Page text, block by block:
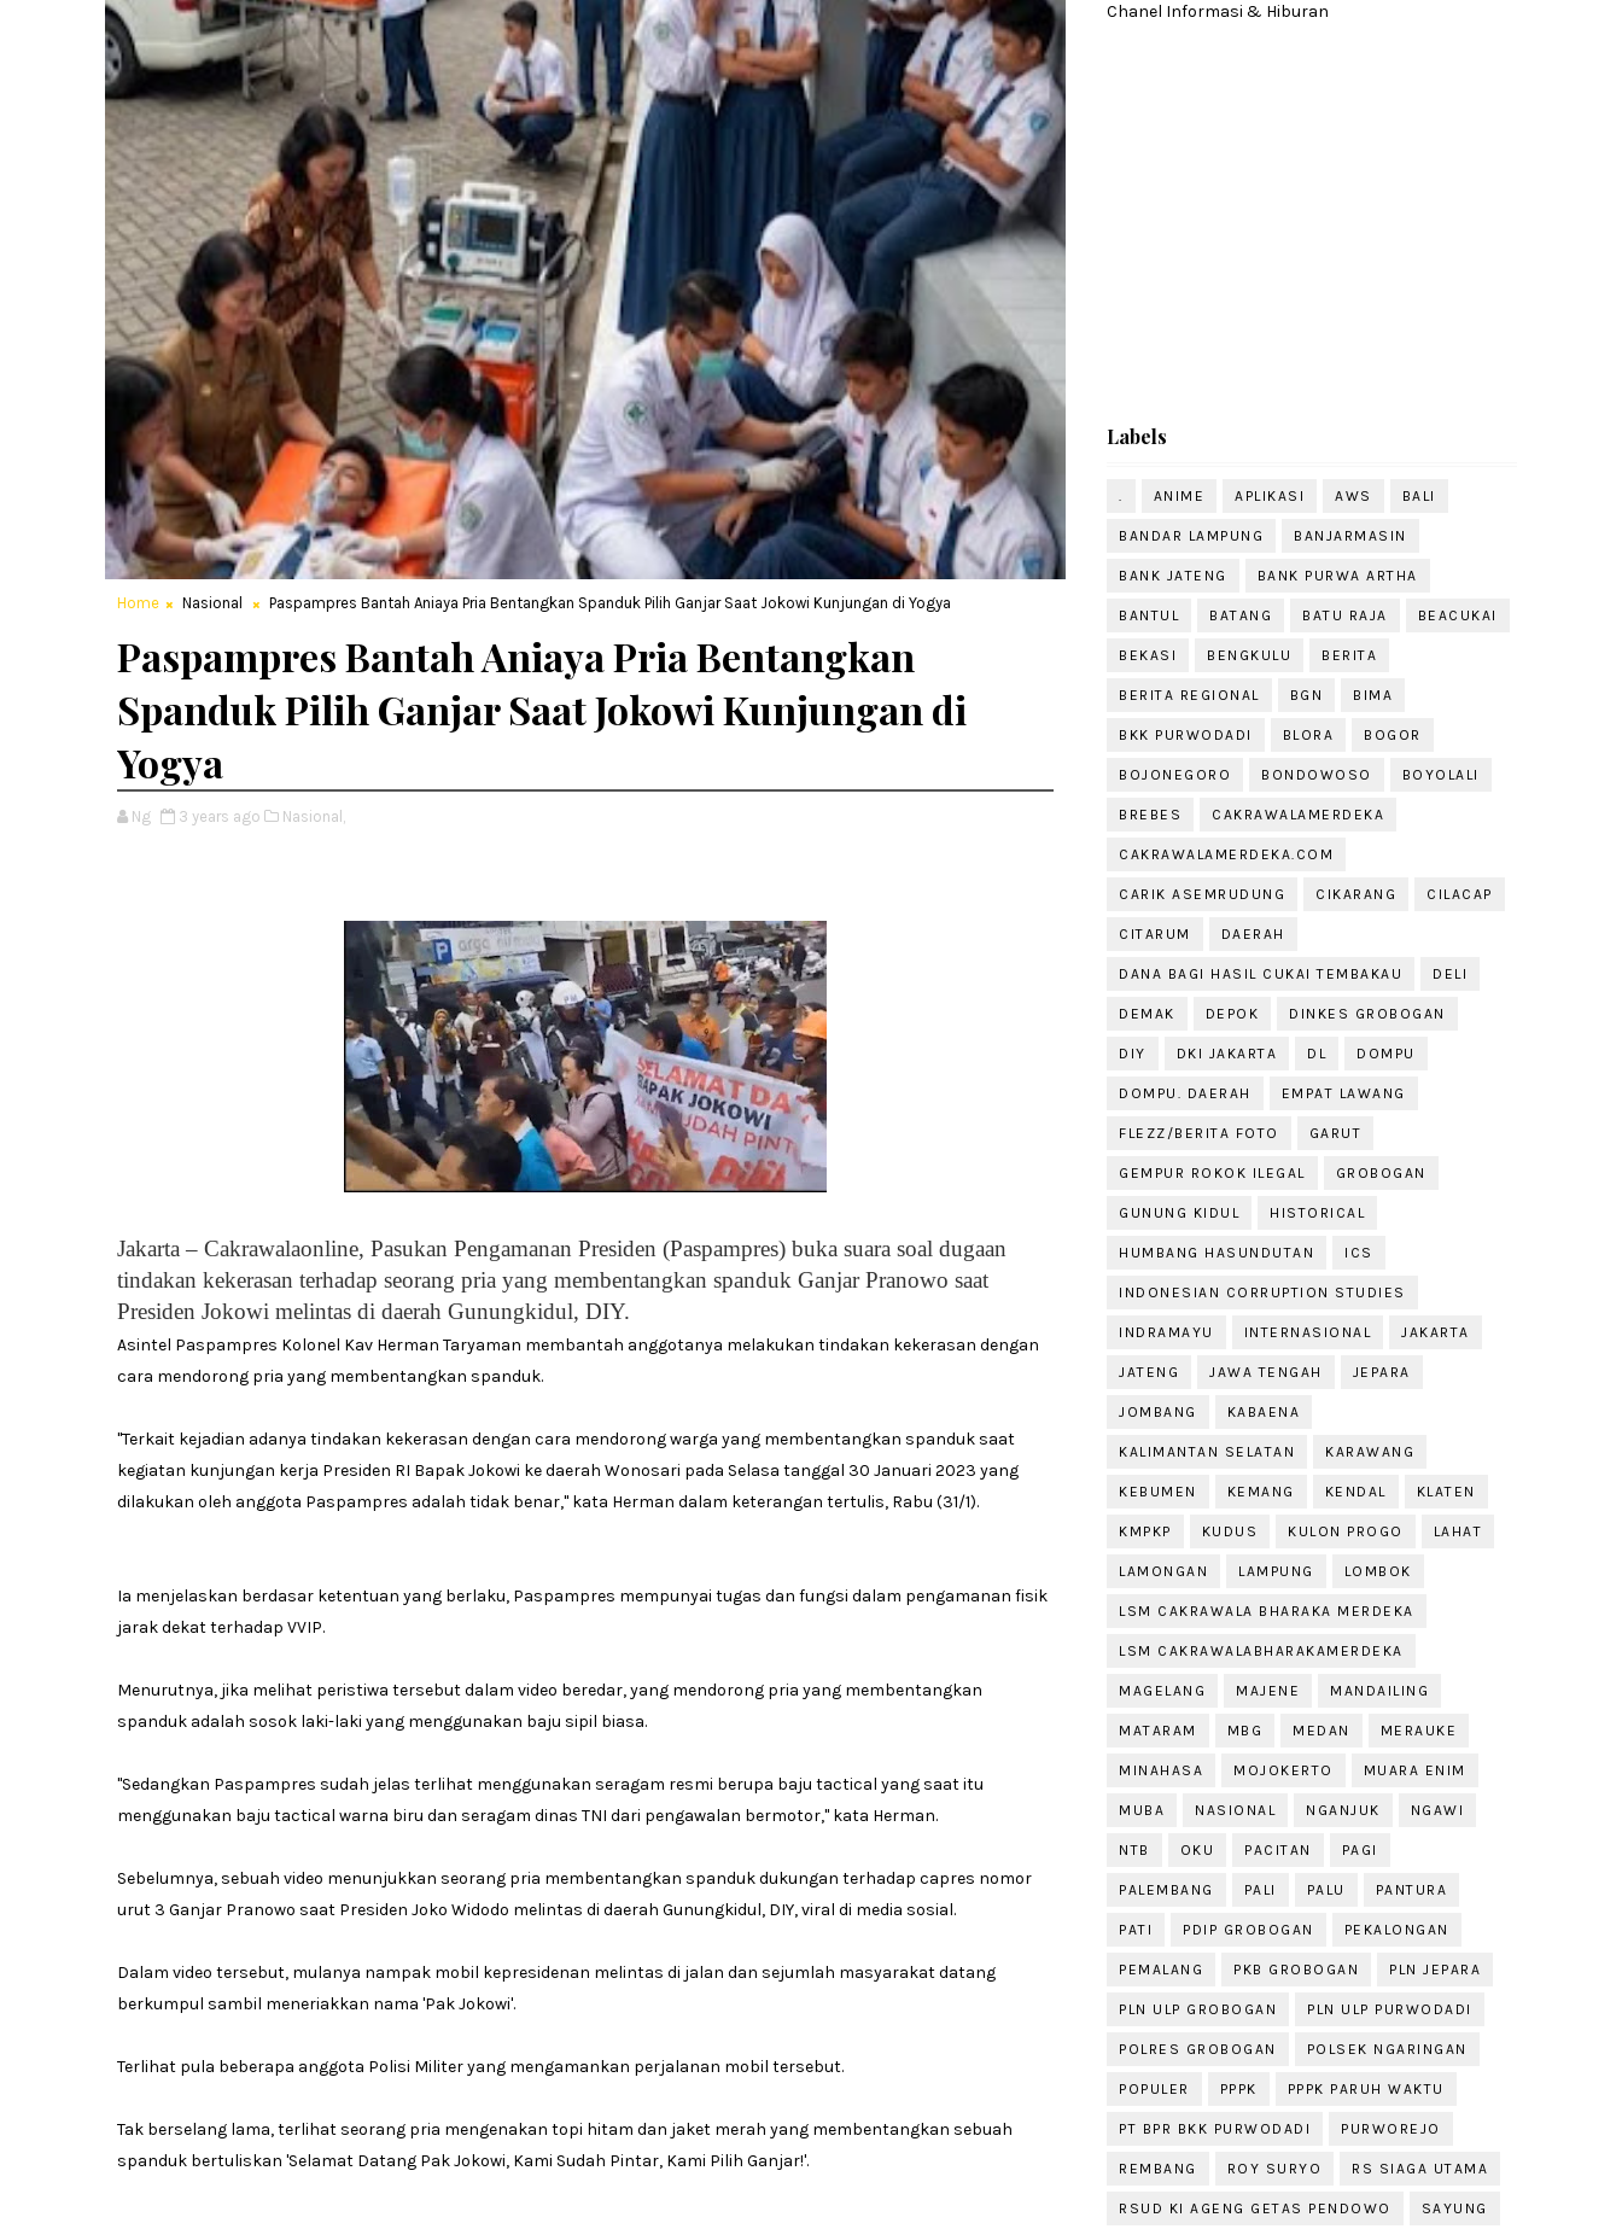
Home Nasional Paspampres Bantah Aniaya Pria Bentangkan Spanduk Pilih Ganjar Saat Jokowi Kunjungan di Yogya
Paspampres Bantah Aniaya Pria Bentangkan
Spanduk Pilih Ganjar Saat Jokowi Kunjungan di
Yogya
Ng 3 years ago Nasional,
Jakarta – Cakrawalaonline, Pasukan Pengamanan Presiden (Paspampres) buka suara soal dugaan
tindakan kekerasan terhadap seorang pria yang membentangkan spanduk Ganjar Pranowo saat
Presiden Jokowi melintas di daerah Gunungkidul, DIY.
Asintel Paspampres Kolonel Kav Herman Taryaman membantah anggotanya melakukan tindakan kekerasan dengan
cara mendorong pria yang membentangkan spanduk.
"Terkait kejadian adanya tindakan kekerasan dengan cara mendorong warga yang membentangkan spanduk saat
kegiatan kunjungan kerja Presiden RI Bapak Jokowi ke daerah Wonosari pada Selasa tanggal 30 Januari 2023 yang
dilakukan oleh anggota Paspampres adalah tidak benar," kata Herman dalam keterangan tertulis, Rabu (31/1).
Ia menjelaskan berdasar ketentuan yang berlaku, Paspampres mempunyai tugas dan fungsi dalam pengamanan fisik
jarak dekat terhadap VVIP.
Menurutnya, jika melihat peristiwa tersebut dalam video beredar, yang mendorong pria yang membentangkan
spanduk adalah sosok laki-laki yang menggunakan baju sipil biasa.
"Sedangkan Paspampres sudah jelas terlihat menggunakan seragam resmi berupa baju tactical yang saat itu
menggunakan baju tactical warna biru dan seragam dinas TNI dari pengawalan bermotor," kata Herman.
Sebelumnya, sebuah video menunjukkan seorang pria membentangkan spanduk dukungan terhadap capres nomor
urut 3 Ganjar Pranowo saat Presiden Joko Widodo melintas di daerah Gunungkidul, DIY, viral di media sosial.
Dalam video tersebut, mulanya nampak mobil kepresidenan melintas di jalan dan sejumlah masyarakat datang
berkumpul sambil meneriakkan nama 'Pak Jokowi'.
Terlihat pula beberapa anggota Polisi Militer yang mengamankan perjalanan mobil tersebut.
Tak berselang lama, terlihat seorang pria mengenakan topi hitam dan jaket merah yang membentangkan sebuah
spanduk bertuliskan 'Selamat Datang Pak Jokowi, Kami Sudah Pintar, Kami Pilih Ganjar!'.
Chanel Informasi & Hiburan
Labels
. ANIME APLIKASI AWS BALI
BANDAR LAMPUNG BANJARMASIN
BANK JATENG BANK PURWA ARTHA
BANTUL BATANG BATU RAJA BEACUKAI
BEKASI BENGKULU BERITA
BERITA REGIONAL BGN BIMA
BKK PURWODADI BLORA BOGOR
BOJONEGORO BONDOWOSO BOYOLALI
BREBES CAKRAWALAMERDEKA
CAKRAWALAMERDEKA.COM
CARIK ASEMRUDUNG CIKARANG CILACAP
CITARUM DAERAH
DANA BAGI HASIL CUKAI TEMBAKAU DELI
DEMAK DEPOK DINKES GROBOGAN
DIY DKI JAKARTA DL DOMPU
DOMPU. DAERAH EMPAT LAWANG
FLEZZ/BERITA FOTO GARUT
GEMPUR ROKOK ILEGAL GROBOGAN
GUNUNG KIDUL HISTORICAL
HUMBANG HASUNDUTAN ICS
INDONESIAN CORRUPTION STUDIES
INDRAMAYU INTERNASIONAL JAKARTA
JATENG JAWA TENGAH JEPARA
JOMBANG KABAENA
KALIMANTAN SELATAN KARAWANG
KEBUMEN KEMANG KENDAL KLATEN
KMPKP KUDUS KULON PROGO LAHAT
LAMONGAN LAMPUNG LOMBOK
LSM CAKRAWALA BHARAKA MERDEKA
LSM CAKRAWALABHARAKAMERDEKA
MAGELANG MAJENE MANDAILING
MATARAM MBG MEDAN MERAUKE
MINAHASA MOJOKERTO MUARA ENIM
MUBA NASIONAL NGANJUK NGAWI
NTB OKU PACITAN PAGI
PALEMBANG PALI PALU PANTURA
PATI PDIP GROBOGAN PEKALONGAN
PEMALANG PKB GROBOGAN PLN JEPARA
PLN ULP GROBOGAN PLN ULP PURWODADI
POLRES GROBOGAN POLSEK NGARINGAN
POPULER PPPK PPPK PARUH WAKTU
PT BPR BKK PURWODADI PURWOREJO
REMBANG ROY SURYO RS SIAGA UTAMA
RSUD KI AGENG GETAS PENDOWO SAYUNG